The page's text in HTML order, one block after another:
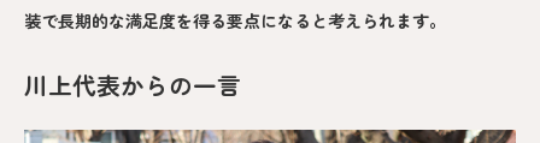
装で長期的な満足度を得る要点になると考えられます。
川上代表からの一言